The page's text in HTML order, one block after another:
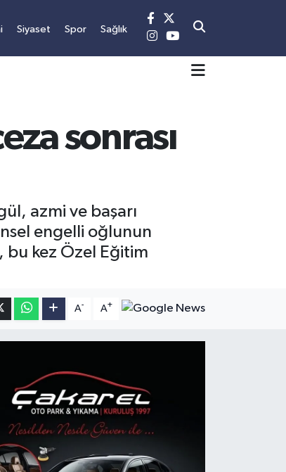
Siyaset Spor Sağlık
sonrası
azmi ve başarı
engelli oğlunun
bu kez Özel Eğitim
A- A+